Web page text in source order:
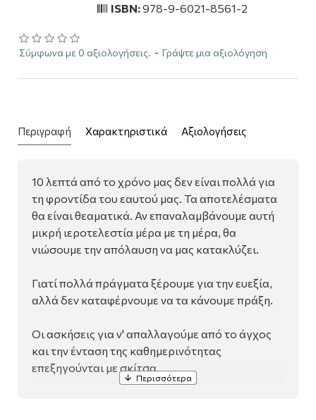
Σύμφωνα με 0 αξιολογήσεις. - Γράψτε μια αξιολόγηση
ISBN:978-9-6021-8561-2
Περιγραφή Χαρακτηριστικά Αξιολογήσεις
10 λεπτά από το χρόνο μας δεν είναι πολλά για
τη φροντίδα του εαυτού μας. Τα αποτελέσματα
θα είναι θεαματικά. Αν επαναλαμβάνουμε αυτή
μικρή ιεροτελεστία μέρα με τη μέρα, θα
νιώσουμε την απόλαυση να μας κατακλύζει.
Γιατί πολλά πράγματα ξέρουμε για την ευεξία,
αλλά δεν καταφέρνουμε να τα κάνουμε πράξη.
Οι ασκήσεις για ν' απαλλαγούμε από το άγχος
και την ένταση της καθημερινότητας
επεξηγούνται με σκίτσα.